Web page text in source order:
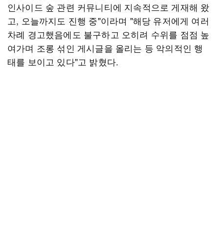
인사이드 숲 관련 커뮤니티에 지속적으로 게재해 왔
고, 오늘까지도 진행 중"이라며 "해당 유저에게 여러
차례 경고했음에도 불구하고 오히려 수위를 점점 높
여가며 조롱 섞인 게시글을 올리는 등 악의적인 행
태를 보이고 있다"고 밝혔다.